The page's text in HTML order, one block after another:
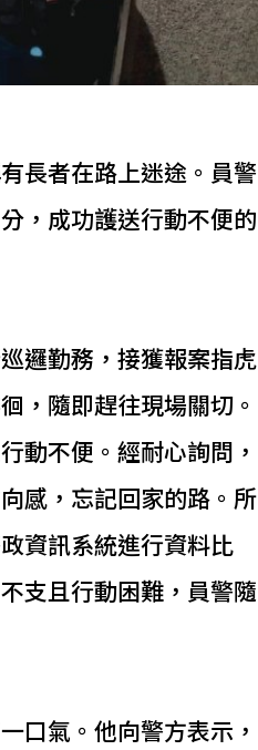
長者在路上迷途。員警
，成功護送行動不便的
邏勤務，接獲報案指虎
，隨即趕往現場關切。
動不便。經耐心詢問，
感，忘記回家的路。所
資訊系統進行資料比
支且行動困難，員警隨
口氣。他向警方表示，